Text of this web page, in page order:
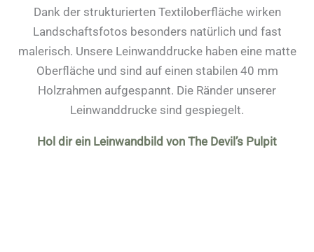
Dank der strukturierten Textiloberfläche wirken
Landschaftsfotos besonders natürlich und fast
malerisch. Unsere Leinwanddrucke haben eine matte
Oberfläche und sind auf einen stabilen 40 mm
Holzrahmen aufgespannt. Die Ränder unserer
Leinwanddrucke sind gespiegelt.
Hol dir ein Leinwandbild von The Devil’s Pulpit